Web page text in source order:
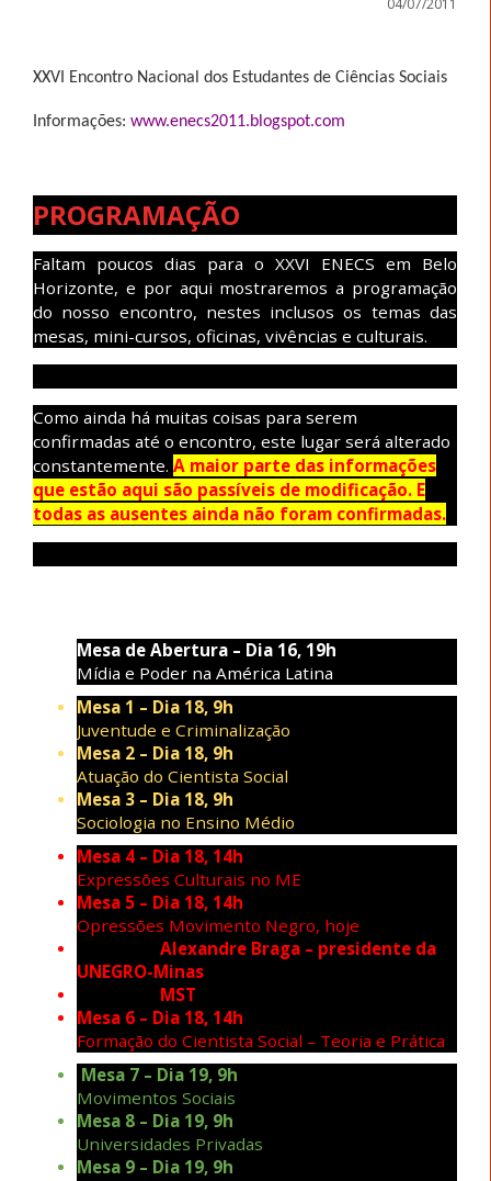
XXVI Encontro Nacional dos Estudantes de Ciências Sociais
Informações: www.enecs2011.blogspot.com
PROGRAMAÇÃO
Faltam poucos dias para o XXVI ENECS em Belo
Horizonte, e por aqui mostraremos a programação
do nosso encontro, nestes inclusos os temas das
mesas, mini-cursos, oficinas, vivências e culturais.
Como ainda há muitas coisas para serem
confirmadas até o encontro, este lugar será alterado
constantemente. A maior parte das informações
que estão aqui são passíveis de modificação. E
todas as ausentes ainda não foram confirmadas.
Mesa de Abertura – Dia 16, 19h
Mídia e Poder na América Latina
Mesa 1 – Dia 18, 9h
Juventude e Criminalização
Mesa 2 – Dia 18, 9h
Atuação do Cientista Social
Mesa 3 – Dia 18, 9h
Sociologia no Ensino Médio
Mesa 4 – Dia 18, 14h
Expressões Culturais no ME
Mesa 5 – Dia 18, 14h
Opressões Movimento Negro, hoje
Alexandre Braga – presidente da
UNEGRO-Minas
MST
Mesa 6 – Dia 18, 14h
Formação do Cientista Social – Teoria e Prática
Mesa 7 – Dia 19, 9h
Movimentos Sociais
Mesa 8 – Dia 19, 9h
Universidades Privadas
Mesa 9 – Dia 19, 9h